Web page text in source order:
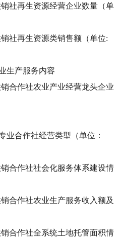
销社再生资源经营企业数量（单
销社再生资源类销售额（单位:
生产服务内容
销合作社农业产业经营龙头企业
业合作社经营类型（单位：
销合作社社会化服务体系建设情
销合作社农业生产服务收入额及
销合作社全系统土地托管面积情